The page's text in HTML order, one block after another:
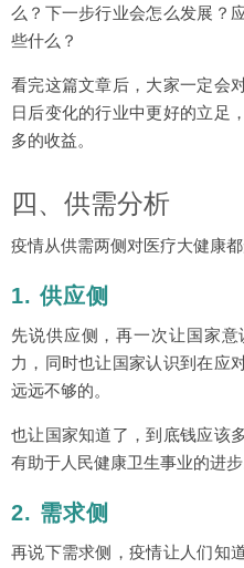
么？下一步行业会怎么发展？
些什么？
看完这篇文章后，大家一定会
日后变化的行业中更好的立足
多的收益。
四、供需分析
疫情从供需两侧对医疗大健康
1. 供应侧
先说供应侧，再一次让国家
力，同时也让国家认识到在应
远远不够的。
也让国家知道了，到底钱应该
有助于人民健康卫生事业的进步
2. 需求侧
再说下需求侧，疫情让人们知